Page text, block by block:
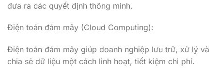
đưa ra các quyết định thông minh.
Điện toán đám mây (Cloud Computing):
Điện toán đám mây giúp doanh nghiệp lưu trữ, xử lý và
chia sẻ dữ liệu một cách linh hoạt, tiết kiệm chi phí.